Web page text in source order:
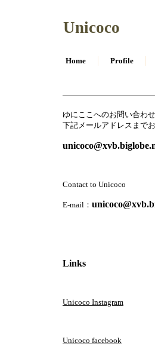
Unicoco
Home Profile
ゆにここへのお問い合わ
下記メールアドレスまで
Contact to Unicoco
E-mail：
Links
Unicoco Instagram
Unicoco facebook